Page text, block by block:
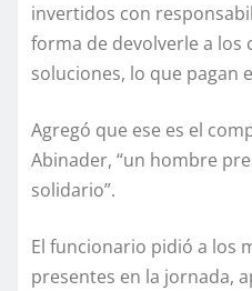
invertidos con
forma de devolverle a los
soluciones, lo que pagan
Agregó que ese es el
Abinader, “un hombre
solidario”.
El funcionario pidió a los
presentes en la jornada,